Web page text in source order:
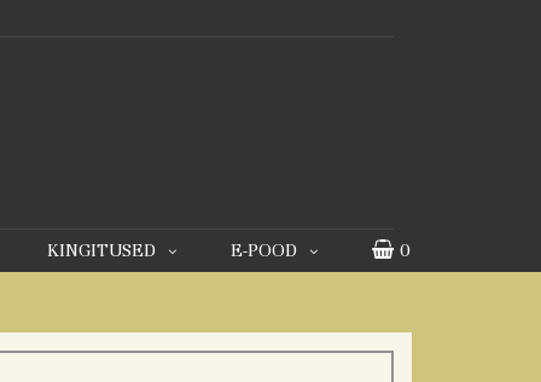
KINGITUSED E-POOD 0